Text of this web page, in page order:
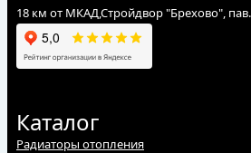
18 км от МКАД,Стройдвор "Брехово",
Каталог
Радиаторы отопления